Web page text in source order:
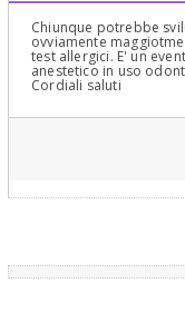
Chiunque potrebbe
ovviamente
test allergici. E' un
anestetico in uso
Cordiali saluti